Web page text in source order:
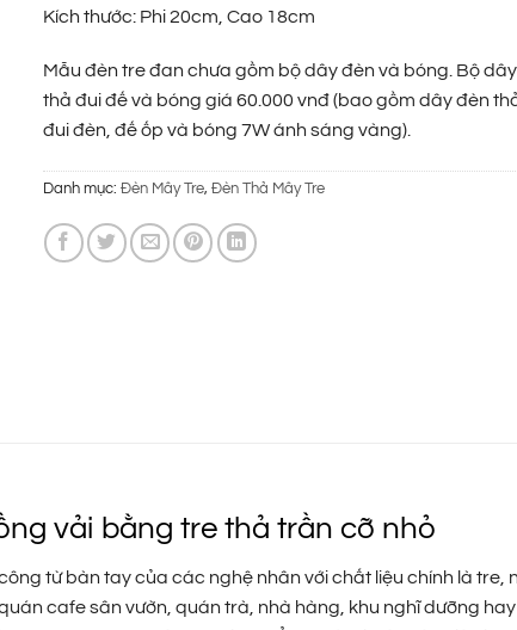
79.000 ₫.
Kích thước: Phi 20cm, Cao 18cm
Mẫu đèn tre đan chưa gồm bộ dây đèn và bóng. Bộ
thả đui đế và bóng giá 60.000 vnđ (bao gồm dây đèn
đui đèn, đế ốp và bóng 7W ánh sáng vàng).
Danh mục: Đèn Mây Tre, Đèn Thả Mây Tre
vải bằng tre thả trần cỡ nhỏ
từ bàn tay của các nghệ nhân với chất liệu chính là tre,
cafe sân vườn, quán trà, nhà hàng, khu nghĩ dưỡng hay